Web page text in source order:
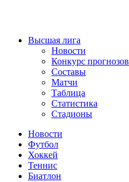
Высшая лига
Новости
Конкурс прогнозов
Составы
Матчи
Таблица
Статистика
Стадионы
Новости
Футбол
Хоккей
Теннис
Биатлон